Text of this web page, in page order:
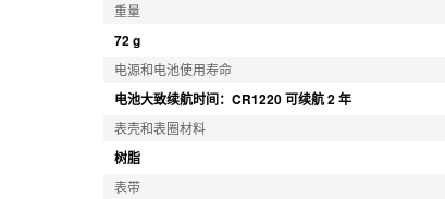
重量
72 g
电源和电池使用寿命
电池大致续航时间：CR1220 可续航 2 年
表壳和表圈材料
树脂
表带